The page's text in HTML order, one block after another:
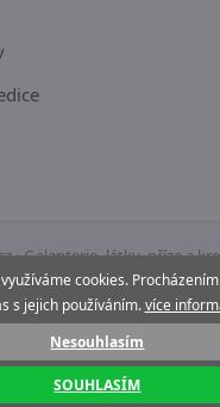
· Galanterie, látky, příze a
Více informací
Mastercard
cookies.
s jejich používáním.více
Nesouhlasím
SOUHLASÍM